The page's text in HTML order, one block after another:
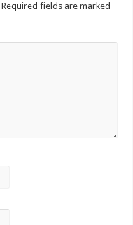
Required fields are marked